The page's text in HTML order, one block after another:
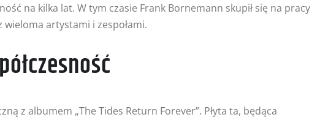
na kilka lat. W tym czasie Frank Bornemann skupił się na pracy
artystami i zespołami.
z albumem „The Tides Return Forever”. Płyta ta, będąca